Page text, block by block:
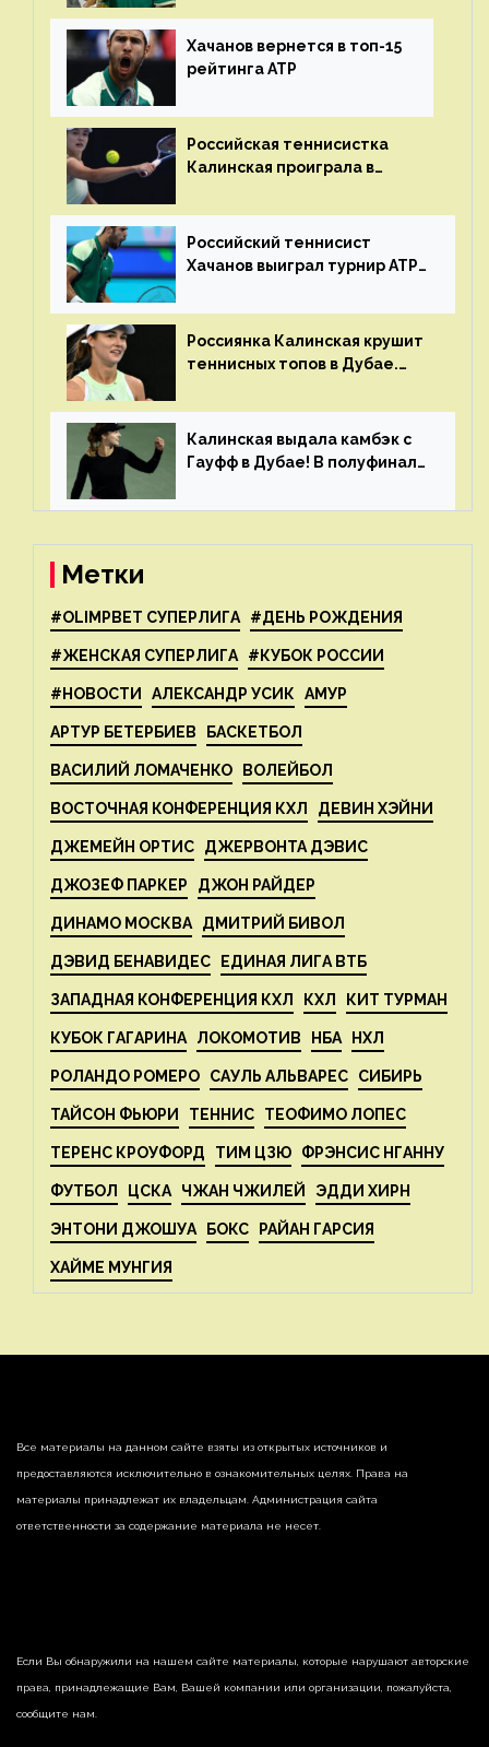
Хачанов вернется в топ-15
рейтинга ATP
Российская теннисистка
Калинская проиграла в
Российский теннисист
Хачанов выиграл турнир ATP
Россиянка Калинская крушит
теннисных топов в Дубае.
рейтинга
Калинская выдала камбэк с
Гауфф в Дубае! В полуфинале
Свёнтек
Метки
#OLIMPBET СУПЕРЛИГА #ДЕНЬ РОЖДЕНИЯ
#ЖЕНСКАЯ СУПЕРЛИГА #КУБОК РОССИИ
#НОВОСТИ АЛЕКСАНДР УСИК АМУР
АРТУР БЕТЕРБИЕВ БАСКЕТБОЛ
ВАСИЛИЙ ЛОМАЧЕНКО ВОЛЕЙБОЛ
ВОСТОЧНАЯ КОНФЕРЕНЦИЯ КХЛ ДЕВИН ХЭЙНИ
ДЖЕМЕЙН ОРТИС ДЖЕРВОНТА ДЭВИС
ДЖОЗЕФ ПАРКЕР ДЖОН РАЙДЕР
ДИНАМО МОСКВА ДМИТРИЙ БИВОЛ
ДЭВИД БЕНАВИДЕС ЕДИНАЯ ЛИГА ВТБ
ЗАПАДНАЯ КОНФЕРЕНЦИЯ КХЛ КХЛ КИТ ТУРМАН
КУБОК ГАГАРИНА ЛОКОМОТИВ НБА НХЛ
РОЛАНДО РОМЕРО САУЛЬ АЛЬВАРЕС СИБИРЬ
ТАЙСОН ФЬЮРИ ТЕННИС ТЕОФИМО ЛОПЕС
ТЕРЕНС КРОУФОРД ТИМ ЦЗЮ ФРЭНСИС НГАННУ
ФУТБОЛ ЦСКА ЧЖАН ЧЖИЛЕЙ ЭДДИ ХИРН
ЭНТОНИ ДЖОШУА БОКС РАЙАН ГАРСИЯ
ХАЙМЕ МУНГИЯ
Все материалы на данном сайте взяты из открытых источников и
предоставляются исключительно в ознакомительных целях. Права на
материалы принадлежат их владельцам. Администрация сайта
ответственности за содержание материала не несет.
Если Вы обнаружили на нашем сайте материалы, которые нарушают авторские
права, принадлежащие Вам, Вашей компании или организации, пожалуйста,
сообщите нам.